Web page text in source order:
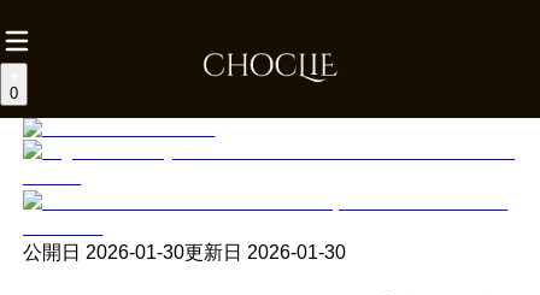
0
公開日 2026-01-30更新日 2026-01-30